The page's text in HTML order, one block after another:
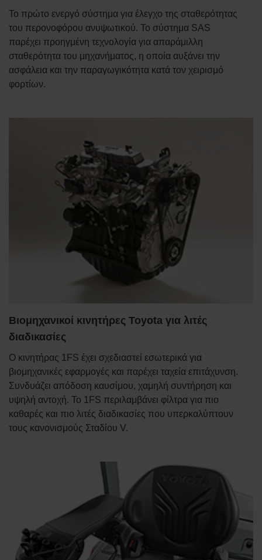
Το πρώτο ενεργό σύστημα για έλεγχο της σταθερότητας
του περονοφόρου ανυψωτικού. Το σύστημα SAS
παρέχει προηγμένη τεχνολογία για απαράμιλλη
σταθερότητα του μηχανήματος, η οποία αυξάνει την
ασφάλεια και την παραγωγικότητα κατά τον χειρισμό
φορτίων.
Βιομηχανικοί κινητήρες Toyota για λιτές
διαδικασίες
Ο κινητήρας 1FS έχει σχεδιαστεί εσωτερικά για
βιομηχανικές εφαρμογές και παρέχει ταχεία επιτάχυνση.
Συνδυάζει απόδοση καυσίμου, χαμηλή συντήρηση και
υψηλή αντοχή. Το 1FS περιλαμβάνει φίλτρα για πιο
καθαρές και πιο λιτές διαδικασίες που υπερκαλύπτουν
τους κανονισμούς Σταδίου V.